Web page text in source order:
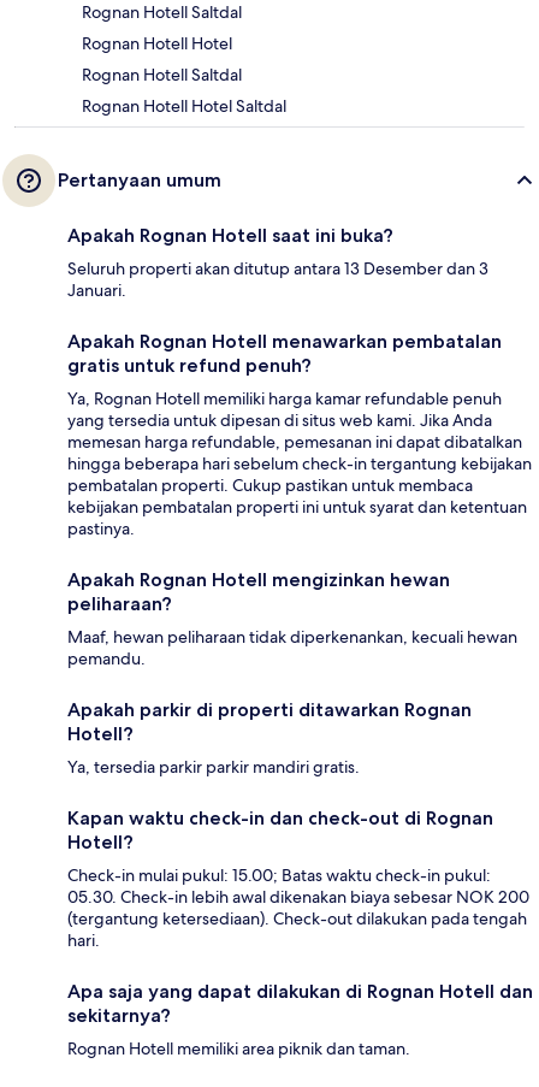
Rognan Hotell Saltdal
Rognan Hotell Hotel
Rognan Hotell Saltdal
Rognan Hotell Hotel Saltdal
Pertanyaan umum
Apakah Rognan Hotell saat ini buka?
Seluruh properti akan ditutup antara 13 Desember dan 3
Januari.
Apakah Rognan Hotell menawarkan pembatalan
gratis untuk refund penuh?
Ya, Rognan Hotell memiliki harga kamar refundable penuh
yang tersedia untuk dipesan di situs web kami. Jika Anda
memesan harga refundable, pemesanan ini dapat dibatalkan
hingga beberapa hari sebelum check-in tergantung kebijakan
pembatalan properti. Cukup pastikan untuk membaca
kebijakan pembatalan properti ini untuk syarat dan ketentuan
pastinya.
Apakah Rognan Hotell mengizinkan hewan
peliharaan?
Maaf, hewan peliharaan tidak diperkenankan, kecuali hewan
pemandu.
Apakah parkir di properti ditawarkan Rognan
Hotell?
Ya, tersedia parkir parkir mandiri gratis.
Kapan waktu check-in dan check-out di Rognan
Hotell?
Check-in mulai pukul: 15.00; Batas waktu check-in pukul:
05.30. Check-in lebih awal dikenakan biaya sebesar NOK 200
(tergantung ketersediaan). Check-out dilakukan pada tengah
hari.
Apa saja yang dapat dilakukan di Rognan Hotell dan
sekitarnya?
Rognan Hotell memiliki area piknik dan taman.